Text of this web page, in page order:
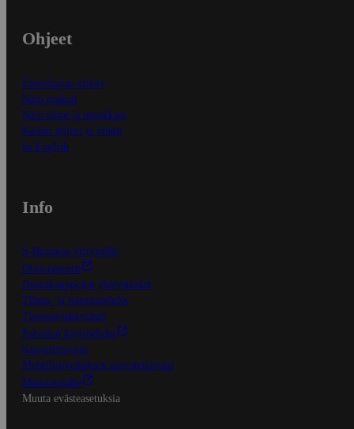
Ohjeet
Ensitilaajan ohjeet
Näin maksat
Näin tilaat ja muokkaat
Kaikki ohjeet ja vinkit
In English
Info
S-Business yrityksille
Oiva-raportit
Osuuskauppojen yhteystiedot
Tilaus- ja toimitusehdot
Tietosuojakäytäntö
Palvelun käyttöehdot
Saavutettavuus
Mobiilisovelluksen saavutettavuus
Mainostajalle
Muuta evästeasetuksia